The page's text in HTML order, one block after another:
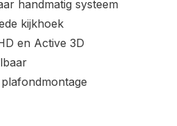
handmatig systeem
kijkhoek
en Active 3D